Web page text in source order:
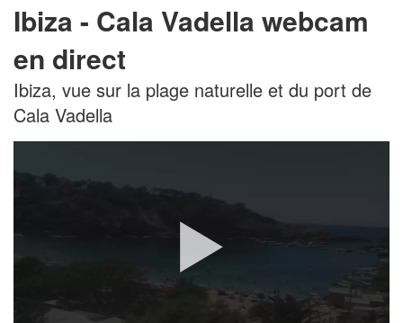
Ibiza - Cala Vadella webcam
en direct
Ibiza, vue sur la plage naturelle et du port de
Cala Vadella